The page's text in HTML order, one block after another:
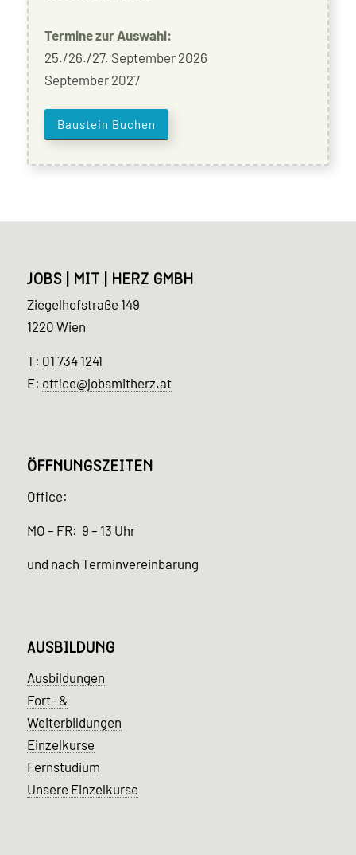
Termine zur Auswahl:
25./26./27. September 2026
September 2027
Baustein Buchen
JOBS | MIT | HERZ GMBH
Ziegelhofstraße 149
1220 Wien
T: 01 734 1241
E: office@jobsmitherz.at
ÖFFNUNGSZEITEN
Office:
MO – FR: 9 – 13 Uhr
und nach Terminvereinbarung
AUSBILDUNG
Ausbildungen
Fort- &
Weiterbildungen
Einzelkurse
Fernstudium
Unsere Einzelkurse